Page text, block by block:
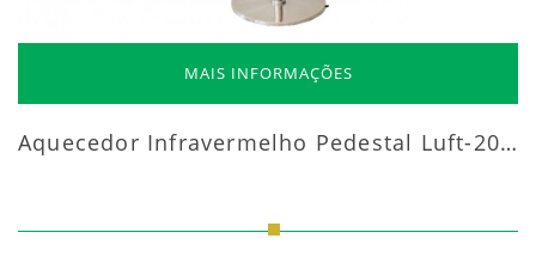
MAIS INFORMAÇÕES
Aquecedor Infravermelho Pedestal Luft-20000